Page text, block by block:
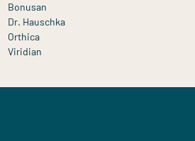
Bonusan
Dr. Hauschka
Orthica
Viridian